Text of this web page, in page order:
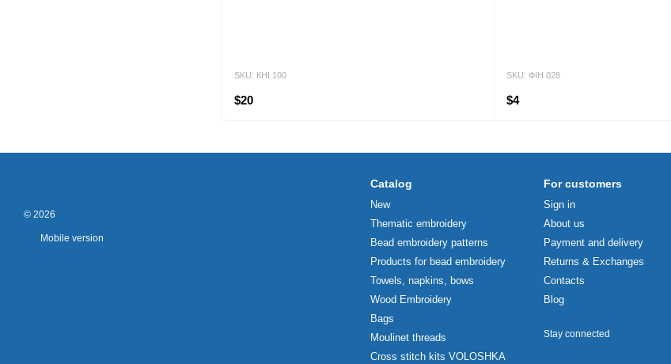
SKU: КНІ 100
$20
SKU: ФІН 028
$4
© 2026
Mobile version
Catalog
New
Thematic embroidery
Bead embroidery patterns
Products for bead embroidery
Towels, napkins, bows
Wood Embroidery
Bags
Moulinet threads
Cross stitch kits VOLOSHKA
For customers
Sign in
About us
Payment and delivery
Returns & Exchanges
Contacts
Blog
Stay connected